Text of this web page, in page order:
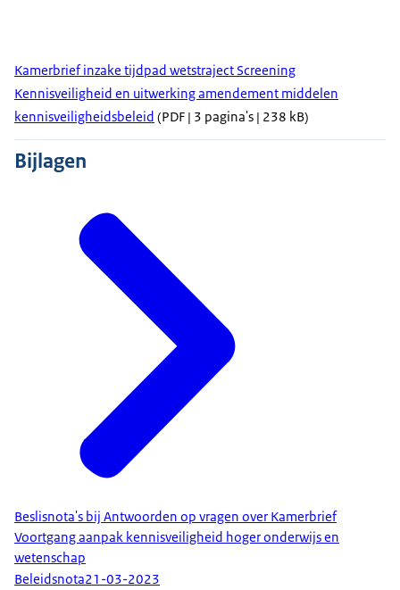
Kamerbrief inzake tijdpad wetstraject Screening
Kennisveiligheid en uitwerking amendement middelen
kennisveiligheidsbeleid (PDF | 3 pagina's | 238 kB)
Bijlagen
Beslisnota's bij Antwoorden op vragen over Kamerbrief
Voortgang aanpak kennisveiligheid hoger onderwijs en
wetenschap
Beleidsnota21-03-2023